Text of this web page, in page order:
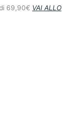
69,90€ VAI ALLO